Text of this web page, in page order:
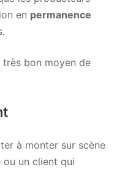
en permanence
bon moyen de
à monter sur scène
ou un client qui